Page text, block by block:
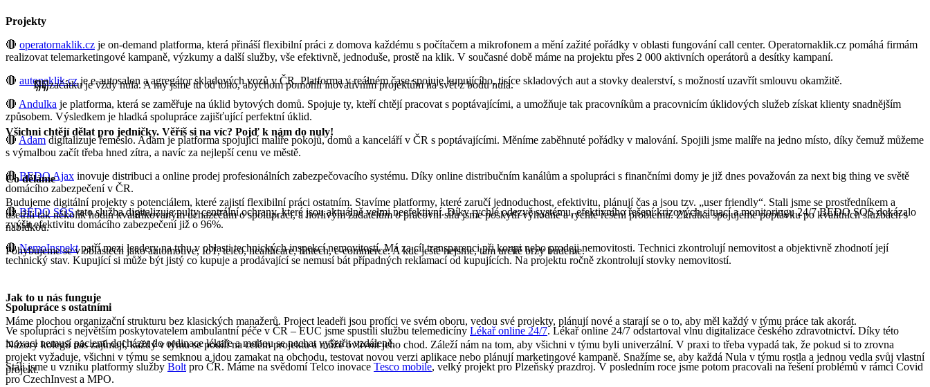
Projekty
🔴 operatornaklik.cz je on-demand platforma, která přináší flexibilní práci z domova každému s počítačem a mikrofonem a mění zažité pořádky v oblasti fungování call center. Operatornaklik.cz pomáhá firmám
realizovat telemarketingové kampaně, výzkumy a další služby, vše efektivně, jednoduše, prostě na klik. V současné době máme na projektu přes 2 000 aktivních operátorů a desítky kampaní.
🔴 autonaklik.czje e-autosalon a agregátor skladových vozů v ČR. Platforma v reálném čase spojuje kupujícího, tisíce skladových aut a stovky dealerství, s možností uzavřít smlouvu okamžitě.
🔴 Andulka je platforma, která se zaměřuje na úklid bytových domů. Spojuje ty, kteří chtějí pracovat s poptávajícími, a umožňuje tak pracovníkům a pracovnicím úklidových služeb získat klienty snadnějším
způsobem. Výsledkem je hladká spolupráce zajišťující perfektní úklid.
🔴 Adam digitalizuje řemeslo. Adam je platforma spojující malíře pokojů, domů a kanceláří v ČR s poptávajícími. Měníme zaběhnuté pořádky v malování. Spojili jsme malíře na jedno místo, díky čemuž můžeme
s výmalbou začít třeba hned zítra, a navíc za nejlepší cenu ve městě.
🔴BEDO Ajax inovuje distribuci a online prodej profesionálních zabezpečovacího systému. Díky online distribučním kanálům a spolupráci s finančními domy je již dnes považován za next big thing ve světě
domácího zabezpečení v ČR.
🔴BEDO SOStato služba digitalizuje pulty centrální ochrany, které jsou aktuálně velmi neefektivní. Díky rychlé odezvě systému, efektivního řešení krizových situací a monitoringu 24/7 BEDO SOS dokázalo
zvýšit efektivitu domácího zabezpečení již o 96%.
🔴NemoInspektpatří mezi leadery na trhu v oblasti technických inspekcí nemovitostí. Má za cíl transparenci při koupi nebo prodeji nemovitosti. Technici zkontrolují nemovitost a objektivně zhodnotí její
technický stav. Kupující si může být jistý co kupuje a prodávající se nemusí bát případných reklamací od kupujících. Na projektu ročně zkontrolují stovky nemovitostí.
Spolupráce s ostatními
Ve spolupráci s největším poskytovatelem ambulantní péče v ČR – EUC jsme spustili službu telemedicíny Lékař online 24/7. Lékař online 24/7 odstartoval vlnu digitalizace českého zdravotnictví. Díky této
inovaci nemusí pacienti docházet do ordinace lékaře a mohou se nechat vyšetřit vzdáleně.
Stáli jsme u vzniku platformy služby Bolt pro ČR. Máme na svědomí Telco inovace Tesco mobile, velký projekt pro Plzeňský prazdroj. V posledním roce jsme potom pracovali na řešení problémů v rámci Covid
pro CzechInvest a MPO.
Na začátku je vždy nula. A my jsme tu od toho, abychom pomohli inovativním projektům na svět z bodu nula.
Všichni chtějí dělat pro jedničky. Věříš si na víc? Pojď k nám do nuly!
Co děláme
Budujeme digitální projekty s potenciálem, které zajistí flexibilní práci ostatním. Stavíme platformy, které zaručí jednoduchost, efektivitu, plánují čas a jsou tzv. „user friendly“. Stali jsme se prostředníkem a
ušetřili tak několik hodin kvalifikovaným uchazečům o spolupráci, a horlivým žadatelům o pracovní sílu jsme poskytli výhodné a rychlé řešení problému. Zkrátka spojujeme poptávku po kvalitních službách s
nabídkou.
Pohybujeme se v oblastech jako automotive, IoT, telco, healthcare, fintech, e-commerce. A kde ještě nejsme, tam určitě brzy budeme.
Jak to u nás funguje
Máme plochou organizační strukturu bez klasických manažerů. Project leadeři jsou profíci ve svém oboru, vedou své projekty, plánují nové a starají se o to, aby měl každý v týmu práce tak akorát.
Názory kolegů nás zajímají, každý v týmu se podílí na celém projektu a může ovlivnit jeho chod. Záleží nám na tom, aby všichni v týmu byli univerzální. V praxi to třeba vypadá tak, že pokud si to zrovna
projekt vyžaduje, všichni v týmu se semknou a jdou zamakat na obchodu, testovat novou verzi aplikace nebo plánují marketingové kampaně. Snažíme se, aby každá Nula v týmu rostla a jednou vedla svůj vlastní
projekt.